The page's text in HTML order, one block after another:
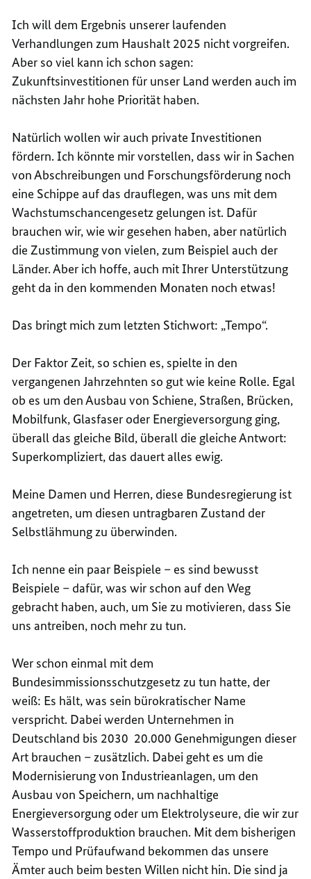
Ich will dem Ergebnis unserer laufenden
Verhandlungen zum Haushalt 2025 nicht vorgreifen.
Aber so viel kann ich schon sagen:
Zukunftsinvestitionen für unser Land werden auch im
nächsten Jahr hohe Priorität haben.
Natürlich wollen wir auch private Investitionen
fördern. Ich könnte mir vorstellen, dass wir in Sachen
von Abschreibungen und Forschungsförderung noch
eine Schippe auf das drauflegen, was uns mit dem
Wachstumschancengesetz gelungen ist. Dafür
brauchen wir, wie wir gesehen haben, aber natürlich
die Zustimmung von vielen, zum Beispiel auch der
Länder. Aber ich hoffe, auch mit Ihrer Unterstützung
geht da in den kommenden Monaten noch etwas!
Das bringt mich zum letzten Stichwort: „Tempo“.
Der Faktor Zeit, so schien es, spielte in den
vergangenen Jahrzehnten so gut wie keine Rolle. Egal
ob es um den Ausbau von Schiene, Straßen, Brücken,
Mobilfunk, Glasfaser oder Energieversorgung ging,
überall das gleiche Bild, überall die gleiche Antwort:
Superkompliziert, das dauert alles ewig.
Meine Damen und Herren, diese Bundesregierung ist
angetreten, um diesen untragbaren Zustand der
Selbstlähmung zu überwinden.
Ich nenne ein paar Beispiele – es sind bewusst
Beispiele – dafür, was wir schon auf den Weg
gebracht haben, auch, um Sie zu motivieren, dass Sie
uns antreiben, noch mehr zu tun.
Wer schon einmal mit dem
Bundesimmissionsschutzgesetz zu tun hatte, der
weiß: Es hält, was sein bürokratischer Name
verspricht. Dabei werden Unternehmen in
Deutschland bis 2030 20.000 Genehmigungen dieser
Art brauchen – zusätzlich. Dabei geht es um die
Modernisierung von Industrieanlagen, um den
Ausbau von Speichern, um nachhaltige
Energieversorgung oder um Elektrolyseure, die wir zur
Wasserstoffproduktion brauchen. Mit dem bisherigen
Tempo und Prüfaufwand bekommen das unsere
Ämter auch beim besten Willen nicht hin. Die sind ja